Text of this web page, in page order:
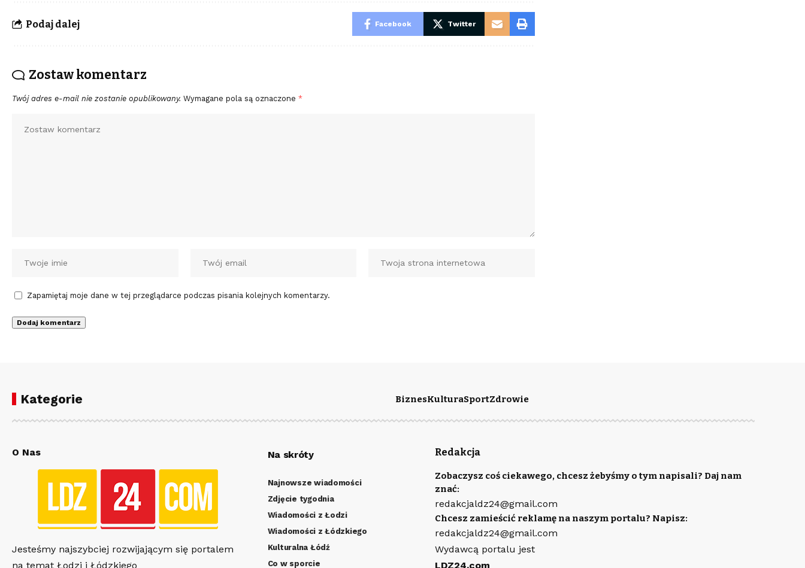
Podaj dalej Facebook Twitter
Zostaw komentarz
Twój adres e-mail nie zostanie opublikowany. Wymagane pola są oznaczone *
Zapamiętaj moje dane w tej przeglądarce podczas pisania kolejnych komentarzy.
Kategorie BiznesKulturaSportZdrowie
O Nas
Jesteśmy najszybciej rozwijającym się portalem
na temat Łodzi i Łódzkiego
Na skróty
Najnowsze wiadomości
Zdjęcie tygodnia
Wiadomości z Łodzi
Wiadomości z Łódzkiego
Kulturalna Łódź
Co w sporcie
Redakcja
Zobaczysz coś ciekawego, chcesz żebyśmy o tym napisali? Daj nam
znać:
redakcjaldz24@gmail.com
Chcesz zamieścić reklamę na naszym portalu? Napisz:
redakcjaldz24@gmail.com
Wydawcą portalu jest
LDZ24.com